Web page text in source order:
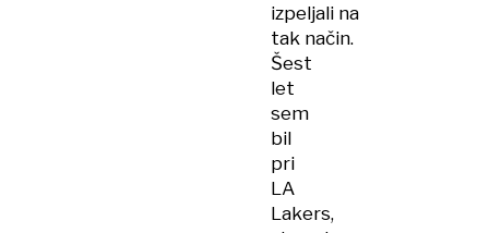
izpeljali na
tak način.
Šest
let
sem
bil
pri
LA
Lakers,